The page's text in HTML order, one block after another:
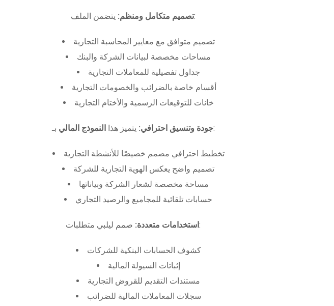
تصميم متكامل ومنظم:يتضمن الملف:
تصميم متوافق مع معايير المحاسبة التجارية
مساحات مخصصة لبيانات الشركة والبنك
جداول تفصيلية للمعاملات التجارية
أقسام خاصة بالضرائب والخصومات التجارية
خانات للتوقيعات الرسمية والأختام التجارية
جودة وتنسيق احترافي: يتميز هذا النموذج المالي بـ:
تخطيط احترافي مصمم خصيصًا للأنشطة التجارية
تصميم واضح يعكس الهوية التجارية للشركة
مساحة مخصصة لشعار الشركة وبياناتها
حسابات تلقائية للمجاميع والرصيد التجاري
استخدامات متعددة:صمم ليلبي متطلبات:
كشوف الحسابات البنكية للشركات
إثباتات السيولة المالية
مستندات التقديم للقروض التجارية
سجلات المعاملات المالية للضرائب